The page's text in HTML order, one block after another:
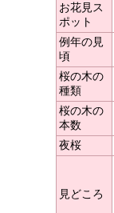
お花見ス
ポット
例年の見
頃
桜の木の
種類
桜の木の
本数
夜桜
見どころ